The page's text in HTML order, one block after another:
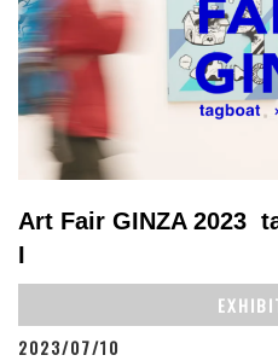
Art Fair GINZA 2023
I
2023/07/10